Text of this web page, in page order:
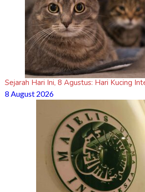
Sejarah Hari Ini, 8 Agustus: Hari Kucing
8 August 2026